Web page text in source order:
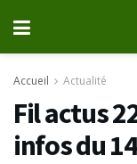
Accueil Actualité
Fil actus
infos du